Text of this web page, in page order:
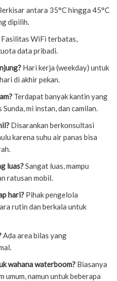
antara 35°C hingga 45°C
dipilih.
Fasilitas WiFi terbatas,
data pribadi.
Hari kerja (weekday) untuk
di akhir pekan.
Terdapat banyak kantin yang
mi instan, dan camilan.
Disarankan berkonsultasi
karena suhu air panas bisa
luas?Sangat luas, mampu
ratusan mobil.
hari? Pihak pengelola
rutin dan berkala untuk
Ada area bilas yang
wahana waterboom? Biasanya
umum, namun untuk beberapa